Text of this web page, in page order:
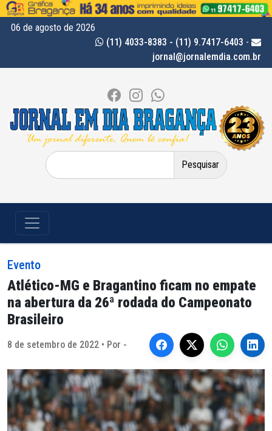
06 de agosto de 2026
(11) 4033-8383 - (11) 9.7417-6403 -
jornal@jornalemdia.com.br
Pesquisar
por:
Evento
Atlético-MG e Bragantino ficam no empate
na abertura da 26ª rodada do Campeonato
Brasileiro
8 de setembro de 2022 • Por -